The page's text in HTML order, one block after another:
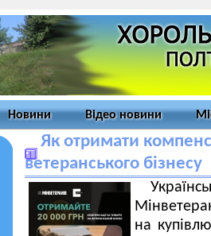
Новини Відео новини
Як отримати
ветеранського бізнесу
на